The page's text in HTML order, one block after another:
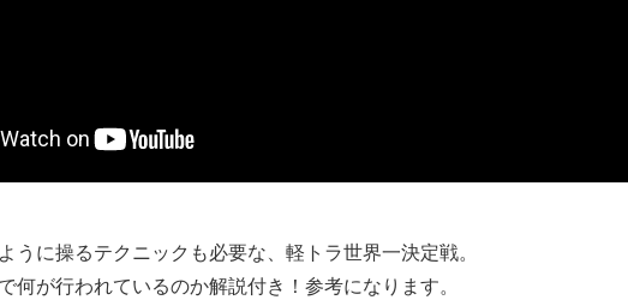
うに操るテクニックも必要な、軽トラ世界一決定戦。
何が行われているのか解説付き！参考になります。